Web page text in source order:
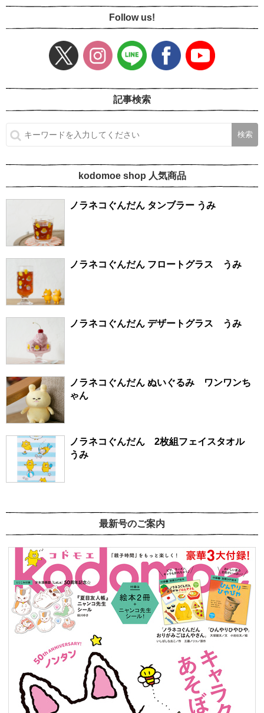
Follow us!
記事検索
kodomoe shop 人気商品
ノラネコぐんだん タンブラー うみ
ノラネコぐんだん フロートグラス うみ
ノラネコぐんだん デザートグラス うみ
ノラネコぐんだん ぬいぐるみ ワンワンち
ゃん
ノラネコぐんだん 2枚組フェイスタオル
うみ
最新号のご案内